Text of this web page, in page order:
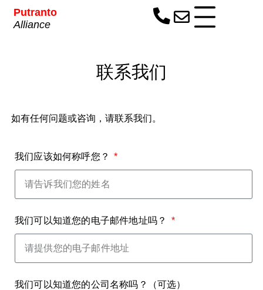
Putranto
Alliance
联系我们
如有任何问题或咨询，请联系我们。
我们应该如何称呼您？
我们可以知道您的电子邮件地址吗？
我们可以知道您的公司名称吗？（可选）